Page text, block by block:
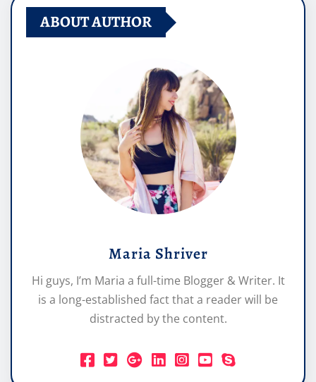
ABOUT AUTHOR
Maria Shriver
Hi guys, I’m Maria a full-time Blogger & Writer. It
is a long-established fact that a reader will be
distracted by the content.